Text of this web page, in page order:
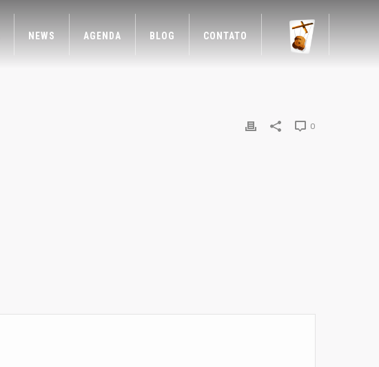
NEWS AGENDA BLOG CONTATO
0